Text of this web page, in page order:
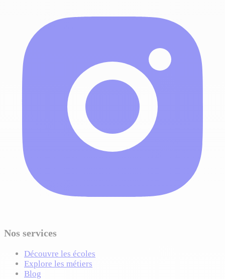
Nos services
Découvre les écoles
Explore les métiers
Blog